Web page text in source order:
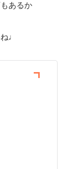
あるか
♩